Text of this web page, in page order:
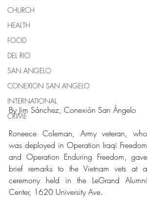
CHURCH
HEALTH
FOOD
DEL RIO
SAN ANGELO
CONEXION SAN ANGELO
INTERNATIONAL
CRIME
By Jim Sánchez, Conexión San Ángelo
Roneece Coleman, Army veteran, who
was deployed in Operation Iraqi Freedom
and Operation Enduring Freedom, gave
brief remarks to the Vietnam vets at a
ceremony held in the LeGrand Alumni
Center, 1620 University Ave.